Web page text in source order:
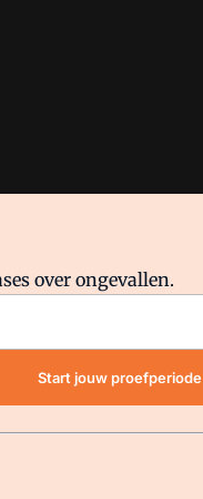
staat. Op gebruik
over ongevallen.
Start jouw proefperiode